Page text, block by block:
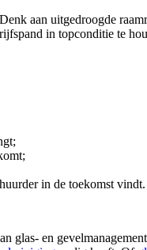
aan uitgedroogde
in topconditie te
in de toekomst vindt.
glas- en